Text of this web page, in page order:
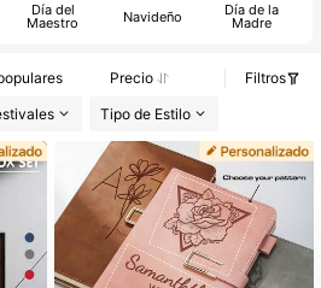
Día del
Maestro Navideño Día de la
Madre
Precio
Filtros
Tipo de Estilo